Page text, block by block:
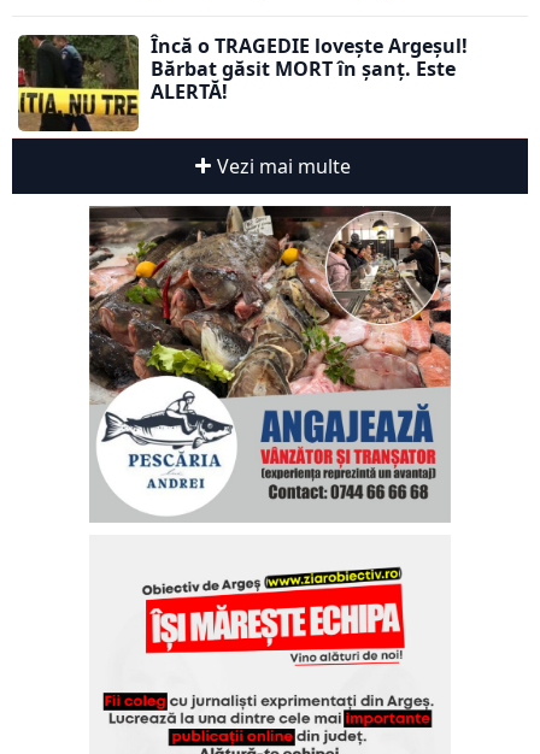
Încă o TRAGEDIE lovește Argeșul!
Bărbat găsit MORT în șanț. Este
ALERTĂ!
Vezi mai multe